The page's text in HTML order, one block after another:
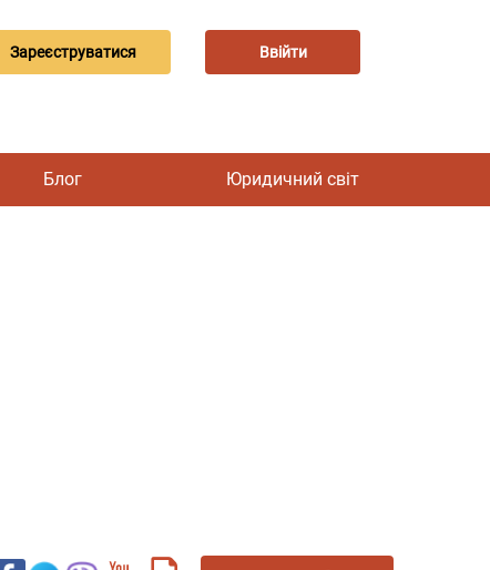
Зареєструватися Ввійти
Блог Юридичний світ